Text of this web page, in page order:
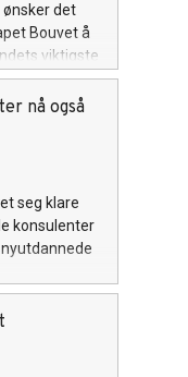
ønsker det
Bouvet å
viktigste
gjennom
etter
allerede i
nå også
seg klare
konsulenter